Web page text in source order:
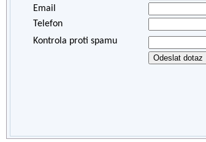
Email
Telefon
Kontrola proti spamu